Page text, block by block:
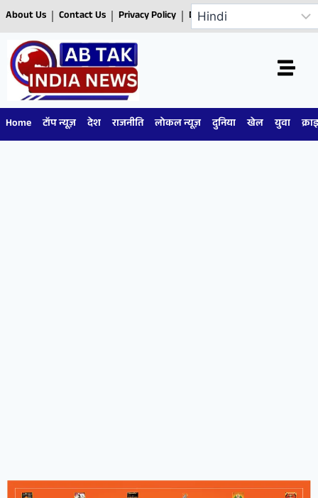
About Us Contact Us Privacy Policy Disclaimer
Home टॉप न्यूज़ देश राजनीति लोकल न्यूज़ दुनिया खेल युवा